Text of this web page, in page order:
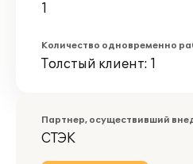
1
Количество одновременно
Толстый клиент: 1
Партнер, осуществивший
СТЭК